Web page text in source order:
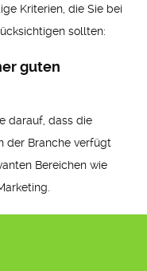
Kriterien, die Sie bei
sollten:
guten
darauf, dass die
der Branche verfügt
Bereichen wie